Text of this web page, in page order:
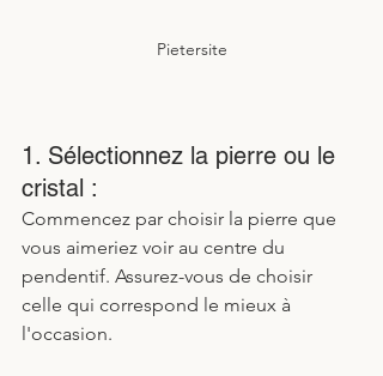
Pietersite
1. Sélectionnez la pierre ou le
cristal :
Commencez par choisir la pierre que
vous aimeriez voir au centre du
pendentif. Assurez-vous de choisir
celle qui correspond le mieux à
l'occasion.